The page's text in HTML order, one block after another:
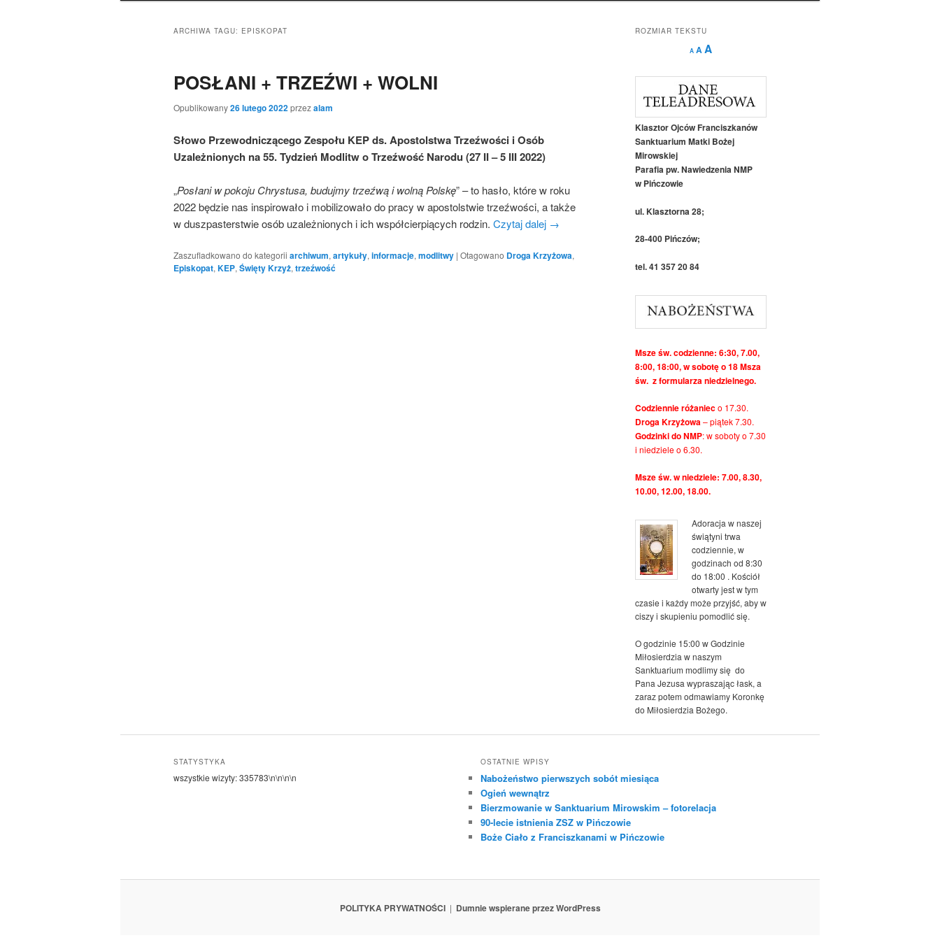
ARCHIWA TAGU: EPISKOPAT
POSŁANI + TRZEŹWI + WOLNI
Opublikowany26 lutego 2022przezalam
Słowo Przewodniczącego Zespołu KEP ds. Apostolstwa Trzeźwości i Osób
Uzależnionych na 55. Tydzień Modlitw o Trzeźwość Narodu (27 II – 5 III 2022)
„Posłani w pokoju Chrystusa, budujmy trzeźwą i wolną Polskę” – to hasło, które w roku
2022 będzie nas inspirowało i mobilizowało do pracy w apostolstwie trzeźwości, a także
w duszpasterstwie osób uzależnionych i ich współcierpiących rodzin. Czytaj dalej →
Zaszufladkowano do kategorii archiwum, artykuły, informacje, modlitwy | Otagowano Droga Krzyżowa,
Episkopat, KEP, Święty Krzyż, trzeźwość
ROZMIAR TEKSTU
A
Decrease
font
A Reset
AIncrease
size.
Klasztor Ojców Franciszkanów
Sanktuarium Matki Bożej
Mirowskiej
Parafia pw. Nawiedzenia NMP
w Pińczowie
ul. Klasztorna 28;
28-400 Pińczów;
tel. 41 357 20 84
Msze św. codzienne: 6:30, 7.00,
8:00, 18:00, w sobotę o 18 Msza
św. z formularza niedzielnego.
Codziennie różanieco 17.30.
Droga Krzyżowa– piątek 7.30.
Godzinki do NMP: w soboty o 7.30
i niedziele o 6.30.
Msze św. w niedziele: 7.00, 8.30,
10.00, 12.00, 18.00.
Adoracja w naszej
świątyni trwa
codziennie, w
godzinach od 8:30
do 18:00 . Kościół
otwarty jest w tym
czasie i każdy może przyjść, aby w
ciszy i skupieniu pomodlić się.
O godzinie 15:00 w Godzinie
Miłosierdzia w naszym
Sanktuarium modlimy się do
Pana Jezusa wypraszając łask, a
zaraz potem odmawiamy Koronkę
do Miłosierdzia Bożego.
STATYSTYKA
wszystkie wizyty:335783\n\n\n\n
OSTATNIE WPISY
Nabożeństwo pierwszych sobót miesiąca
Ogień wewnątrz
Bierzmowanie w Sanktuarium Mirowskim – fotorelacja
90-lecie istnienia ZSZ w Pińczowie
Boże Ciało z Franciszkanami w Pińczowie
POLITYKA PRYWATNOŚCI Dumnie wspierane przez WordPress